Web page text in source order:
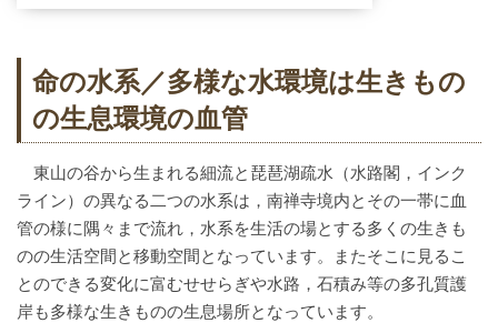
命の水系／多様な水環境は生きもの
の生息環境の血管
東山の谷から生まれる細流と琵琶湖疏水（水路閣，インク
ライン）の異なる二つの水系は，南禅寺境内とその一帯に血
管の様に隅々まで流れ，水系を生活の場とする多くの生きも
のの生活空間と移動空間となっています。またそこに見るこ
とのできる変化に富むせせらぎや水路，石積み等の多孔質護
岸も多様な生きものの生息場所となっています。